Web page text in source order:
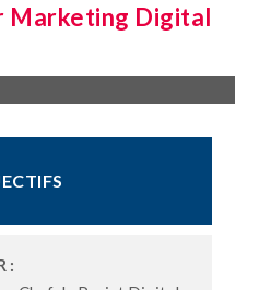
Marketing Digital
: